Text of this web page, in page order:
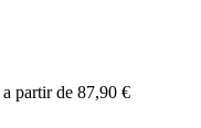
a partir de 87,90 €